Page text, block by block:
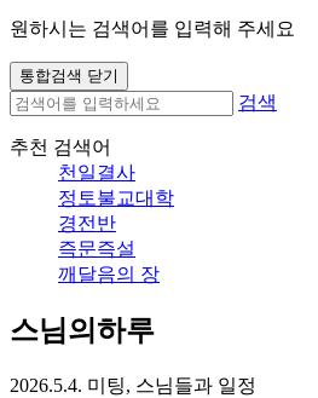
원하시는 검색어를 입력해 주세요
통합검색 닫기
검색
추천 검색어
천일결사
정토불교대학
경전반
즉문즉설
깨달음의 장
스님의하루
2026.5.4. 미팅, 스님들과 일정